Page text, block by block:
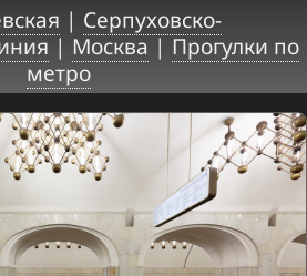
| Серпуховско-
| Москва|Прогулки по
метро